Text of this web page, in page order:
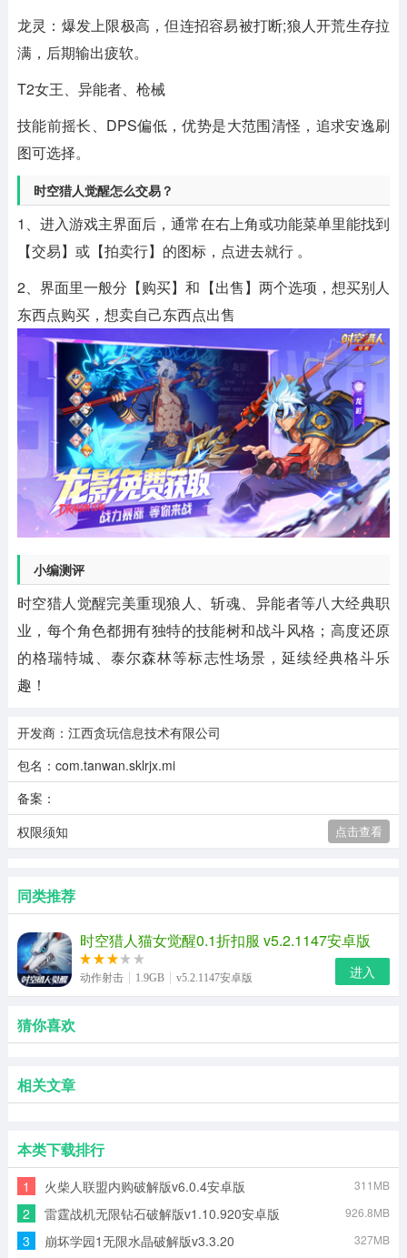
龙灵：爆发上限极高，但连招容易被打断;狼人开荒生存拉
满，后期输出疲软。
T2女王、异能者、枪械
技能前摇长、DPS偏低，优势是大范围清怪，追求安逸刷
图可选择。
时空猎人觉醒怎么交易？
1、进入游戏主界面后，通常在右上角或功能菜单里能找到
【交易】或【拍卖行】的图标，点进去就行 。
2、界面里一般分【购买】和【出售】两个选项，想买别人
东西点购买，想卖自己东西点出售
小编测评
时空猎人觉醒完美重现狼人、斩魂、异能者等八大经典职
业，每个角色都拥有独特的技能树和战斗风格；高度还原
的格瑞特城、泰尔森林等标志性场景，延续经典格斗乐
趣！
开发商：江西贪玩信息技术有限公司
包名：com.tanwan.sklrjx.mi
备案：
权限须知
点击查看
同类推荐
时空猎人猫女觉醒0.1折扣服 v5.2.1147安卓版
动作射击 1.9GB v5.2.1147安卓版 进入
猜你喜欢
相关文章
本类下载排行
1 火柴人联盟内购破解版v6.0.4安卓版 311MB
2 雷霆战机无限钻石破解版v1.10.920安卓版 926.8MB
3 崩坏学园1无限水晶破解版v3.3.20 327MB